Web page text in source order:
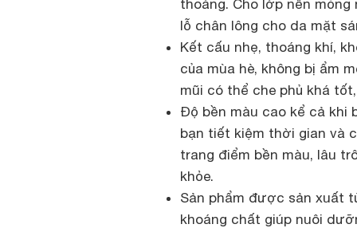
thoáng. Cho lớp nền
lỗ chân lông cho da mặt
Kết cấu nhẹ, thoáng khí,
của mùa hè, không bị ẩm
mũi có thể che phủ khá
Độ bền màu cao kể cả khi
bạn tiết kiệm thời gian và
trang điểm bền màu, lâu
khỏe.
Sản phẩm được sản xuất
khoáng chất giúp nuôi